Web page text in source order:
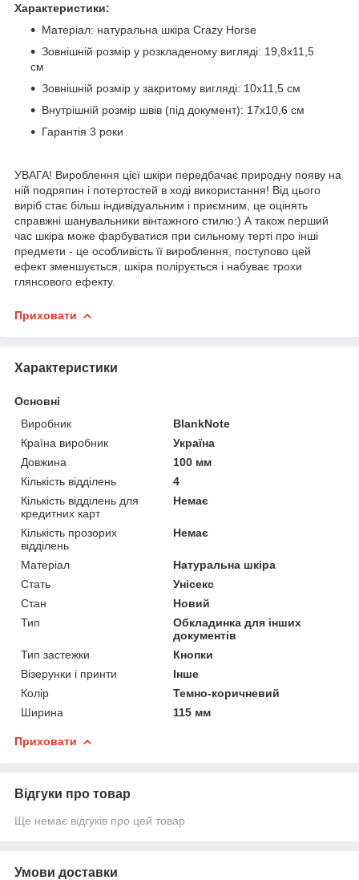
Характеристики:
Матеріал: натуральна шкіра Crazy Horse
Зовнішній розмір у розкладеному вигляді: 19,8x11,5
см
Зовнішній розмір у закритому вигляді: 10x11,5 см
Внутрішній розмір швів (під документ): 17x10,6 см
Гарантія 3 роки
УВАГА! Вироблення цієї шкіри передбачає природну появу на
ній подряпин і потертостей в ході використання! Від цього
виріб стає більш індивідуальним і приємним, це оцінять
справжні шанувальники вінтажного стилю:) А також перший
час шкіра може фарбуватися при сильному терті про інші
предмети - це особливість її вироблення, поступово цей
ефект зменшується, шкіра полірується і набуває трохи
глянсового ефекту.
Приховати
Характеристики
Основні
Виробник
BlankNote
Країна виробник
Україна
Довжина
100 мм
Кількість відділень
4
Кількість відділень для
кредитних карт
Немає
Кількість прозорих
відділень
Немає
Матеріал
Натуральна шкіра
Стать
Унісекс
Стан
Новий
Тип
Обкладинка для інших
документів
Тип застежки
Кнопки
Візерунки і принти
Інше
Колір
Темно-коричневий
Ширина
115 мм
Приховати
Відгуки про товар
Ще немає відгуків про цей товар
Умови доставки